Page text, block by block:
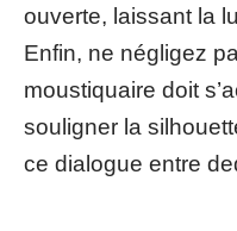
ouverte, laissant la
Enfin, ne négligez
moustiquaire doit
souligner la
ce dialogue entre